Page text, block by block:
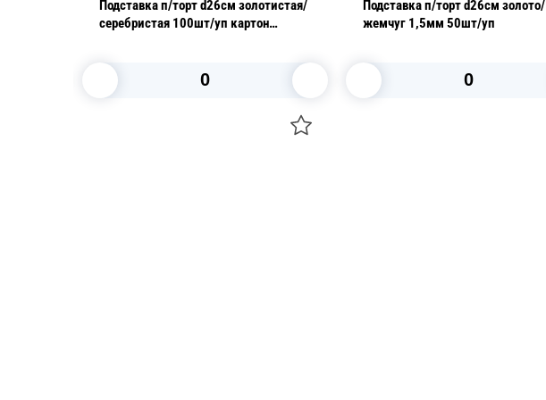
Подставка п/торт d26см золотистая/
серебристая 100шт/уп картон
Подставка п/торт d26см золото/
жемчуг 1,5мм 50шт/уп